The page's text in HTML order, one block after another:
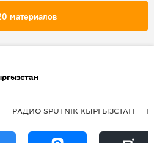
материалов
РАДИО SPUTNIK КЫРГЫЗСТАН